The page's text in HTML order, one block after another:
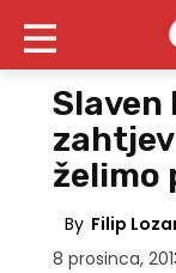
Slaven
želimo
By Filip
8 prosinca,